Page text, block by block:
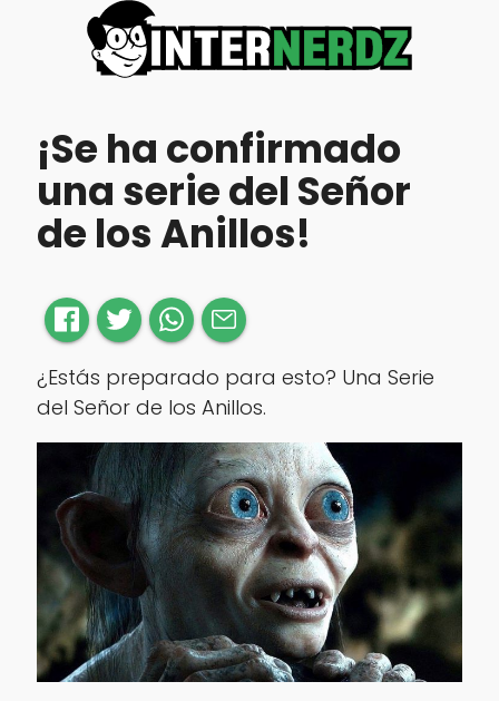
¡Se ha confirmado
una serie del Señor
de los Anillos!
¿Estás preparado para esto? Una Serie
del Señor de los Anillos.